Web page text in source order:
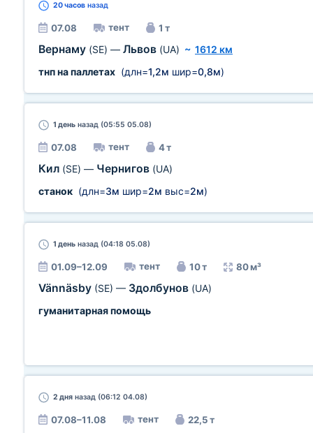
20 часов назад
07.08 тент 1 т
Вернаму (SE) — Львов (UA) ~ 1612 км
тнп на паллетах (длн=1,2м шир=0,8м)
1 день назад (05:55 05.08)
07.08 тент 4 т
Кил (SE) — Чернигов (UA)
станок (длн=3м шир=2м выс=2м)
1 день назад (04:18 05.08)
01.09–12.09 тент 10 т 80 м³
Vännäsby (SE) — Здолбунов (UA)
гуманитарная помощь
2 дня назад (06:12 04.08)
07.08–11.08 тент 22,5 т